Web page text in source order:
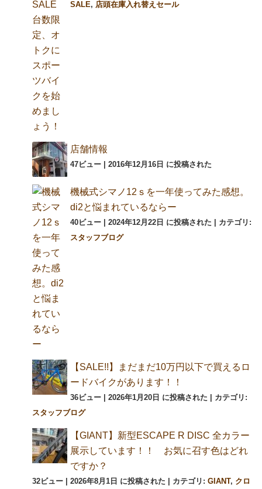
SALE, 店頭在庫入れ替えセール
店舗情報
47ビュー 2016年12月16日 に投稿された
機械式シマノ12ｓを一年使ってみた感想。
di2と悩まれているならー
40ビュー 2024年12月22日 に投稿された
カテゴリ:
スタッフブログ
【SALE!!】まだまだ10万円以下で買えるロ
ードバイクがあります！！
36ビュー 2026年1月20日 に投稿された
カテゴリ:
スタッフブログ
【GIANT】新型ESCAPE R DISC 全カラー
展示しています！！ お気に召す色はどれ
ですか？
32ビュー | 2026年8月1日 に投稿された | カテゴリ: GIANT, クロ